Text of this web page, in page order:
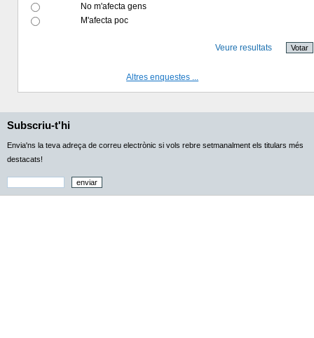
No m'afecta gens
M'afecta poc
Veure resultats
Altres enquestes ...
Subscriu-t'hi
Envia'ns la teva adreça de correu electrònic si vols rebre setmanalment els titulars més
destacats!